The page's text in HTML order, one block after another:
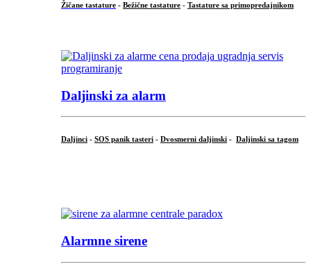
Žičane tastature - Bežične tastature - Tastature sa primopredajnikom
Daljinski za alarm
Daljinci - SOS panik tasteri - Dvosmerni daljinski - Daljinski sa tagom
Alarmne sirene